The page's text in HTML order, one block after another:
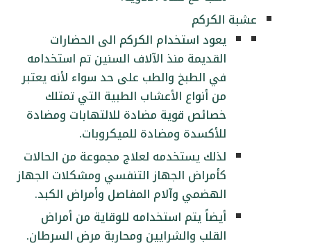
عشبة الكركم
يعود استخدام الكركم الى الحضارات
القديمة منذ الآلاف السنين تم استخدامه
في الطبخ والطب على حد سواء لأنه يعتبر
من أنواع الأعشاب الطبية التي تمتلك
خصائص قوية مضادة للالتهابات ومضادة
للأكسدة ومضادة للميكروبات.
لذلك يستخدمه لعلاج مجموعة من الحالات
كأمراض الجهاز التنفسي ومشكلات الجهاز
الهضمي وآلام المفاصل وأمراض الكبد.
أيضاً يتم استخدامه للوقاية من أمراض
القلب والشرايين ومحاربة مرض السرطان.